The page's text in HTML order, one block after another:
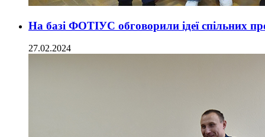
На базі ФОТІУС обговорили ідеї спільних
27.02.2024